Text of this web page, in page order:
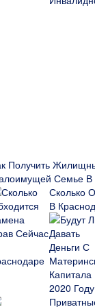
Получить
Семье В
Сколько
В